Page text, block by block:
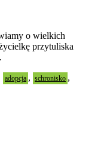
o wielkich
przytuliska
adopcja , schronisko ,